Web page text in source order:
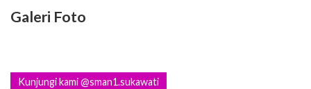
Galeri Foto
Kunjungi kami @sman1.sukawati